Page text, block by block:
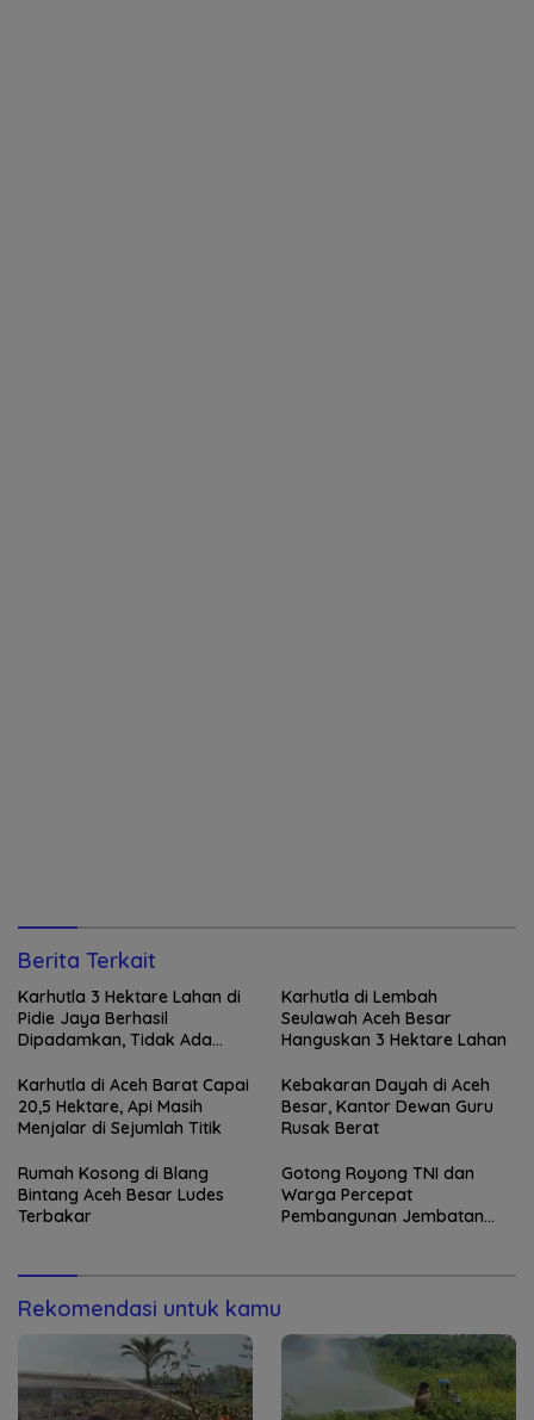
Berita Terkait
Karhutla 3 Hektare Lahan di
Pidie Jaya Berhasil
Dipadamkan, Tidak Ada
Karhutla di Lembah
Seulawah Aceh Besar
Hanguskan 3 Hektare Lahan
Karhutla di Aceh Barat Capai
20,5 Hektare, Api Masih
Menjalar di Sejumlah Titik
Kebakaran Dayah di Aceh
Besar, Kantor Dewan Guru
Rusak Berat
Rumah Kosong di Blang
Bintang Aceh Besar Ludes
Terbakar
Gotong Royong TNI dan
Warga Percepat
Pembangunan Jembatan
Rekomendasi untuk kamu